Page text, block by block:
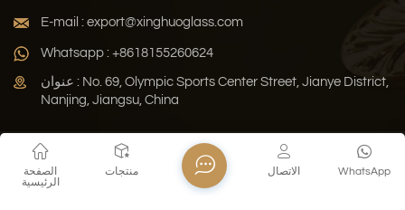
E-mail : export@xinghuoglass.com
Whatsapp : +8618155260624
عنوان : No. 69, Olympic Sports Center Street, Jianye District,
Nanjing, Jiangsu, China
Xml سياسة الخصوصية المدونة
خريطة الموقع
حقوق النشر © 2026 Jiangsu Xinghuo Technology Co., Ltd. جميع
الصفحة
الرئيسية
منتجات WhatsApp الاتصال